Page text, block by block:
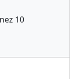
10